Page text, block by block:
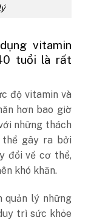
vitamin
tuổi là rất
độ vitamin và
hơn bao giờ
những thách
thể gây ra bởi
đổi về cơ thể,
khó khăn.
quản lý những
trì sức khỏe